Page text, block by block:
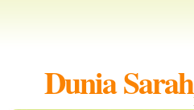
Dunia Sarah